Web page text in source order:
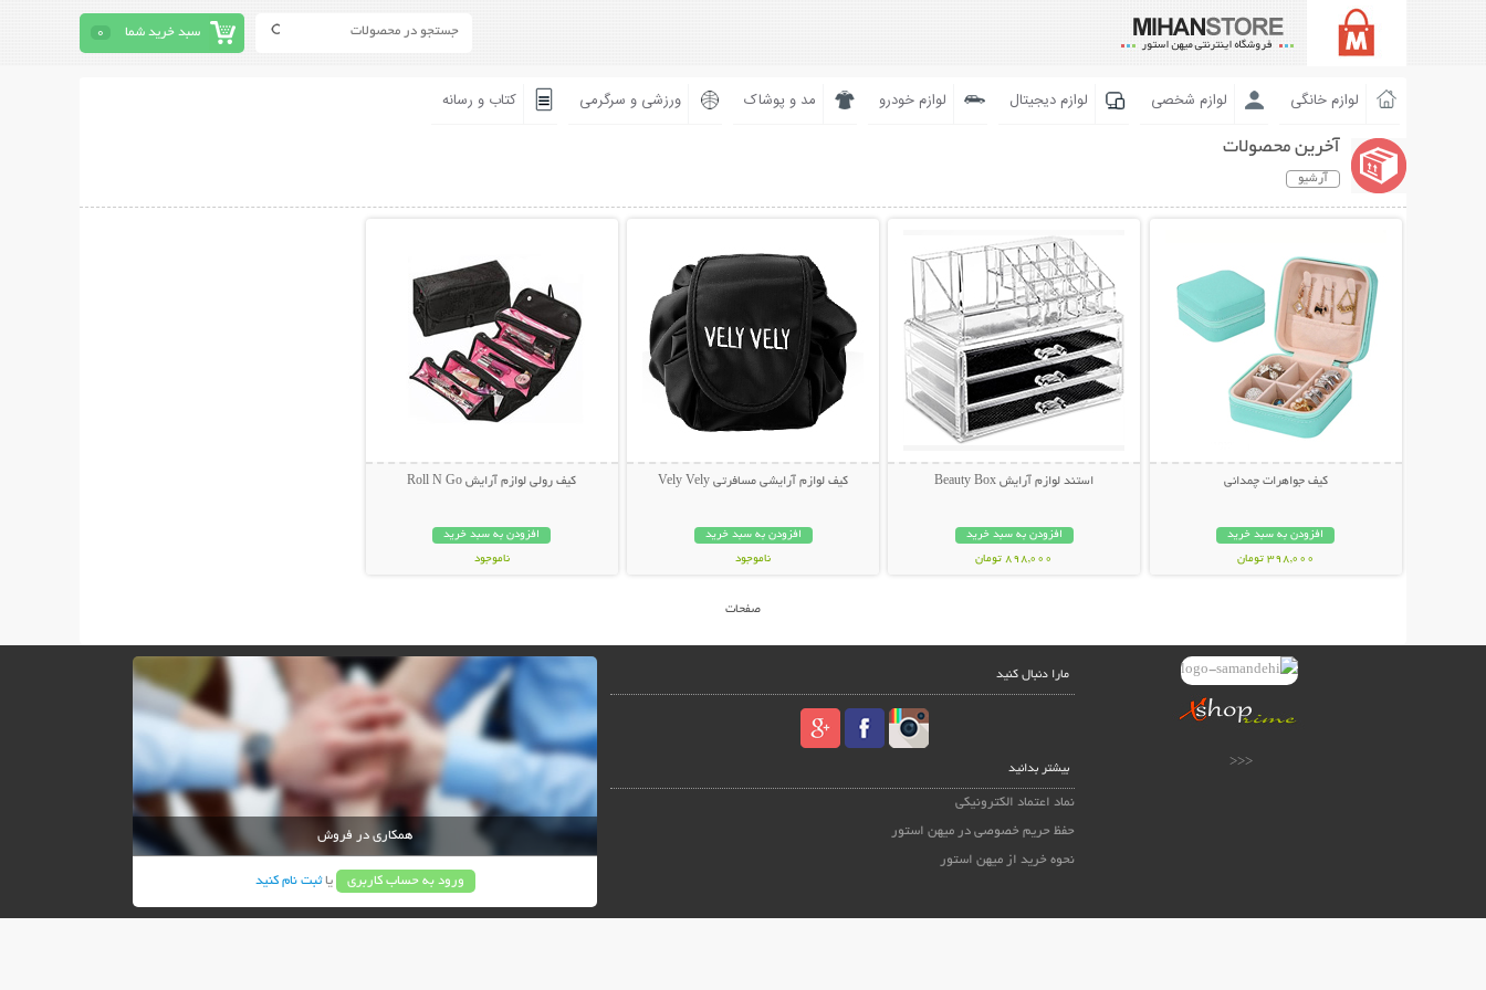
سبد خرید شما 0
لوازم خانگی لوازم شخصی لوازم دیجیتال لوازم خودرو مد و پوشاک ورزشی و سرگرمی کتاب و رسانه
آخرین محصولات
آرشیو
کیف جواهرات چمدانی
افزودن به سبد خرید
398,000 تومان
استند لوازم آرایش Beauty Box
افزودن به سبد خرید
898,000 تومان
کیف لوازم آرایشی مسافرتی Vely Vely
افزودن به سبد خرید
ناموجود
کیف رولی لوازم آرایش Roll N Go
افزودن به سبد خرید
ناموجود
صفحات
<<<
مارا دنبال کنید
بیشتر بدانید
نماد اعتماد الکترونیکی
حفظ حریم خصوصی در میهن استور
نحوه خرید از میهن استور
همکاری در فروش
ورود به حساب کاربری یاثبت نام کنید